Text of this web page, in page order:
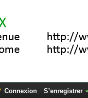
Connexion S’enregistrer